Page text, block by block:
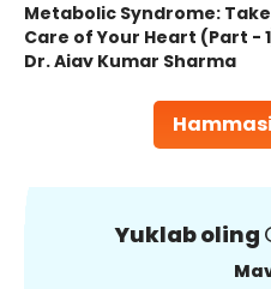
Metabolic Syndrome: Take
Care of Your Heart (Part -
Dr. Ajay Kumar Sharma
Yuklab oling